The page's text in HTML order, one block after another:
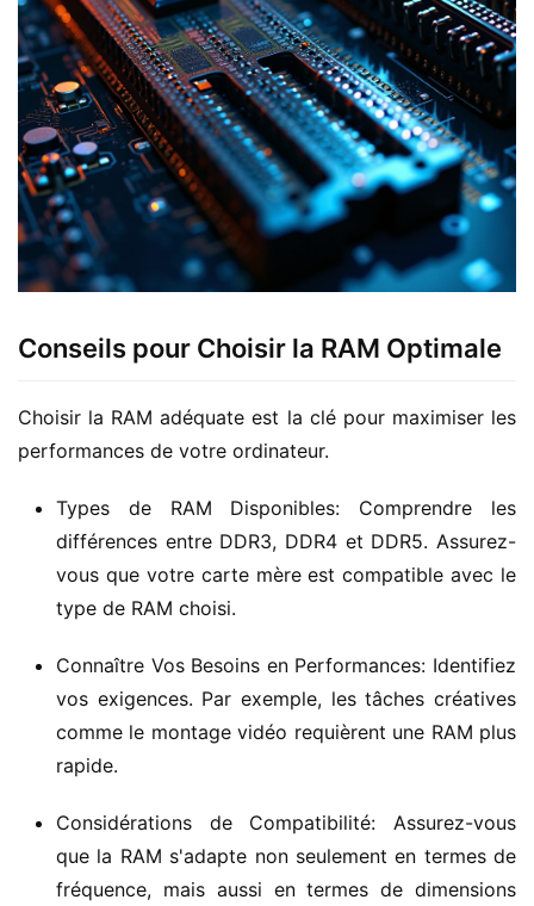
Conseils pour Choisir la RAM Optimale
Choisir la RAM adéquate est la clé pour maximiser les
performances de votre ordinateur.
Types de RAM Disponibles: Comprendre les
différences entre DDR3, DDR4 et DDR5. Assurez-
vous que votre carte mère est compatible avec le
type de RAM choisi.
Connaître Vos Besoins en Performances: Identifiez
vos exigences. Par exemple, les tâches créatives
comme le montage vidéo requièrent une RAM plus
rapide.
Considérations de Compatibilité: Assurez-vous
que la RAM s'adapte non seulement en termes de
fréquence, mais aussi en termes de dimensions